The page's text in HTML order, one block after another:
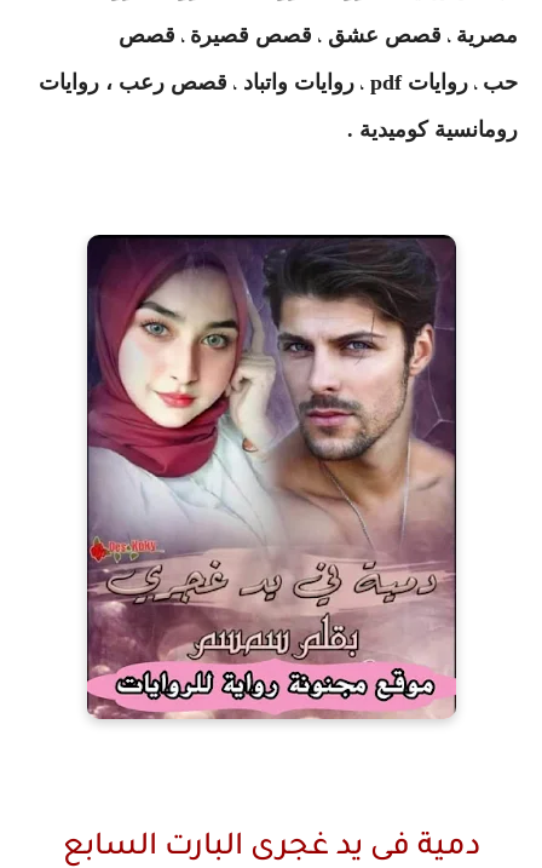
مصرية ، قصص عشق ، قصص قصيرة ، قصص
حب ، روايات pdf ، روايات واتباد ، قصص رعب ، روايات
رومانسية كوميدية .
دمية فى يد غجرى البارت السابع